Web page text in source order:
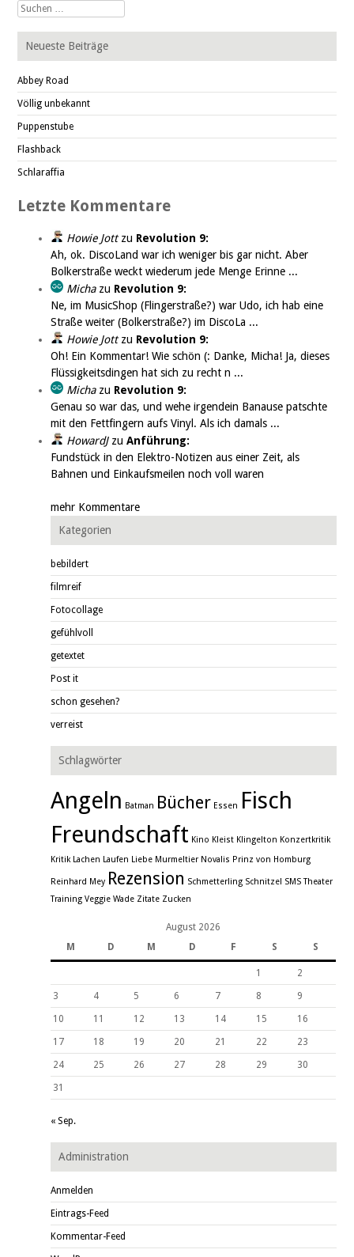
Suche
nach:
Neueste Beiträge
Abbey Road
Völlig unbekannt
Puppenstube
Flashback
Schlaraffia
Letzte Kommentare
Howie Jottzu Revolution 9:
Ah, ok. DiscoLand war ich weniger bis gar nicht. Aber
Bolkerstraße weckt wiederum jede Menge Erinne ...
Michazu Revolution 9:
Ne, im MusicShop (Flingerstraße?) war Udo, ich hab eine
Straße weiter (Bolkerstraße?) im DiscoLa ...
Howie Jottzu Revolution 9:
Oh! Ein Kommentar! Wie schön (: Danke, Micha! Ja, dieses
Flüssigkeitsdingen hat sich zu recht n ...
Michazu Revolution 9:
Genau so war das, und wehe irgendein Banause patschte
mit den Fettfingern aufs Vinyl. Als ich damals ...
HowardJzuAnführung:
Fundstück in den Elektro-Notizen aus einer Zeit, als
Bahnen und Einkaufsmeilen noch voll waren
mehr Kommentare
Kategorien
bebildert
filmreif
Fotocollage
gefühlvoll
getextet
Post it
schon gesehen?
verreist
Schlagwörter
Angeln Batman Bücher Essen Fisch
Freundschaft Kino Kleist Klingelton Konzertkritik
Kritik Lachen Laufen Liebe Murmeltier Novalis Prinz von Homburg
Reinhard Mey Rezension Schmetterling Schnitzel SMS Theater
Training Veggie Wade Zitate Zucken
August 2026
M
D M D F S S
1 2
3 4 5 6 7 8 9
10 11 12 13 14 15 16
17 18 19 20 21 22 23
24 25 26 27 28 29 30
31
« Sep.
Administration
Anmelden
Eintrags-Feed
Kommentar-Feed